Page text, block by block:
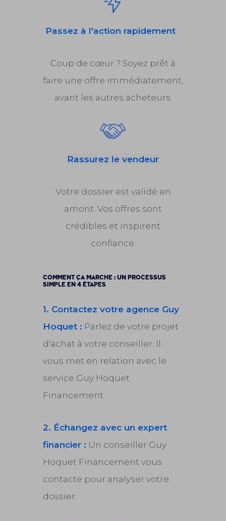
Passez à l'action rapidement
Coup de cœur ? Soyez prêt à
faire une offre immédiatement,
avant les autres acheteurs.
Rassurez le vendeur
Votre dossier est validé en
amont. Vos offres sont
crédibles et inspirent
confiance.
COMMENT ÇA MARCHE : UN PROCESSUS
SIMPLE EN 4 ÉTAPES
1. Contactez votre agence Guy
Hoquet : Parlez de votre projet
d'achat à votre conseiller. Il
vous met en relation avec le
service Guy Hoquet
Financement.
2. Échangez avec un expert
financier : Un conseiller Guy
Hoquet Financement vous
contacte pour analyser votre
dossier.